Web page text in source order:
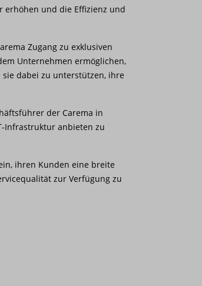
erhöhen und die Effizienz und
Zugang zu exklusiven
Unternehmen ermöglichen,
dabei zu unterstützen, ihre
der Carema in
Infrastruktur anbieten zu
ihren Kunden eine breite
zur Verfügung zu